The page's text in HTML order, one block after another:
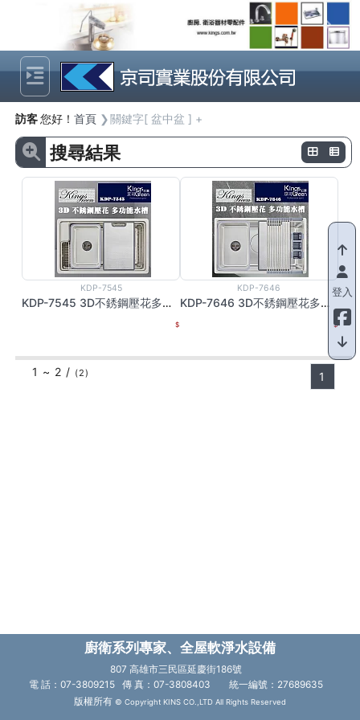
Previous Next
訪客您好！ 首頁 關鍵字[ 盆中盆 ] +
搜尋結果
KDP-7545
KDP-7545 3D不銹鋼壓花多功能水槽
KDP-7646
KDP-7646 3D不銹鋼壓花多功能水槽
1 ~ 2 / (2) 1
登入
廚衛系列專家、全屋軟淨水設備
807 高雄市三民區延慶街186號
電 話：07-3809215 傳 真：07-3808403
統一編號：27689635
版權所有 © Copyright KINS CO.,LTD All Rights Reserved